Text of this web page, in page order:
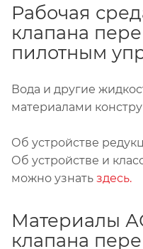
Рабочая
клапана
пилотным
Вода и другие
материалами
Об устройстве
Об устройстве и
можно узнать здесь.
Материалы
клапана